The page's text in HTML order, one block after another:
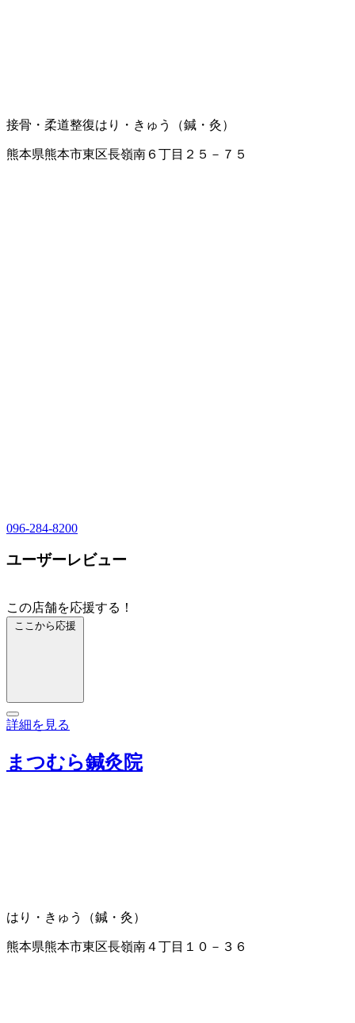
接骨・柔道整復はり・きゅう（鍼・灸）
熊本県熊本市東区長嶺南６丁目２５－７５
096-284-8200
ユーザーレビュー
この店舗を応援する！
ここから応援
詳細を見る
まつむら鍼灸院
はり・きゅう（鍼・灸）
熊本県熊本市東区長嶺南４丁目１０－３６